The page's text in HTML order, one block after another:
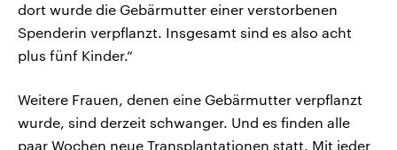
dort wurde die Gebärmutter einer verstorbenen
Spenderin verpflanzt. Insgesamt sind es also acht
plus fünf Kinder.“
Weitere Frauen, denen eine Gebärmutter verpflanzt
wurde, sind derzeit schwanger. Und es finden alle
paar Wochen neue Transplantationen statt. Mit jeder